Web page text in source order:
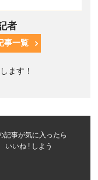
者
事一覧
ます！
記事が気に入ったら
いいね ! しよう